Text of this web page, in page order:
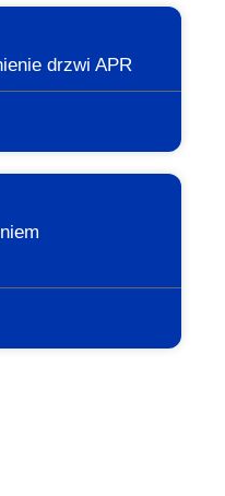
drzwi APR